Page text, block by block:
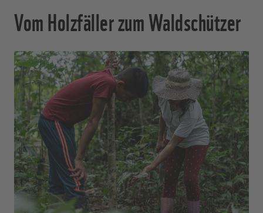
Vom Holzfäller zum Waldschützer